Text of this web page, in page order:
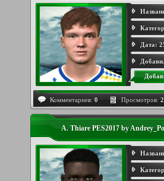
Дата:
Комментариев: 0 Просмотров:
A. Thiare PES2017 by